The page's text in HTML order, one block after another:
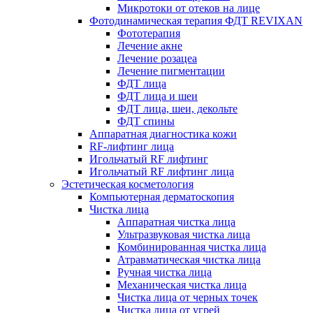
Микротоки от отеков на лице
Фотодинамическая терапия ФДТ REVIXAN
Фототерапия
Лечение акне
Лечение розацеа
Лечение пигментации
ФДТ лица
ФДТ лица и шеи
ФДТ лица, шеи, декольте
ФДТ спины
Аппаратная диагностика кожи
RF-лифтинг лица
Игольчатый RF лифтинг
Игольчатый RF лифтинг лица
Эстетическая косметология
Компьютерная дерматоскопия
Чистка лица
Аппаратная чистка лица
Ультразвуковая чистка лица
Комбинированная чистка лица
Атравматическая чистка лица
Ручная чистка лица
Механическая чистка лица
Чистка лица от черных точек
Чистка лица от угрей